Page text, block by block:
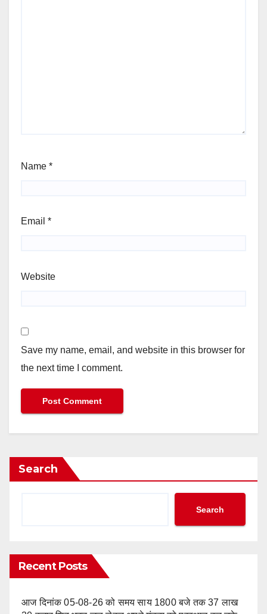
Name *
Email *
Website
Save my name, email, and website in this browser for
the next time I comment.
Search
Search
Recent Posts
आज दिनांक 05-08-26 को समय साय 1800 बजे तक 37 लाख